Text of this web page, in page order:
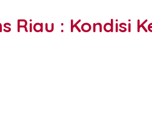
Riau : Kondisi